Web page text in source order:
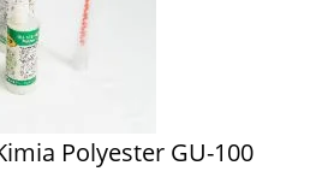
Polyester GU-100